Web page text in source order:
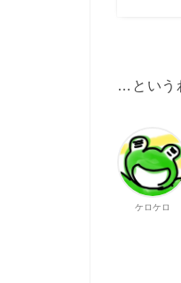
…という
ケロケロ